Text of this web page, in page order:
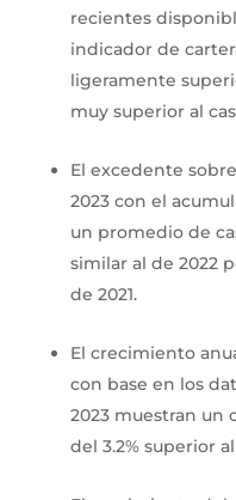
recientes
indicador de
ligeramente
muy superior al
El excedente
2023 con el
un promedio de
similar al de 2022
de 2021.
El crecimiento
con base en los
2023 muestran un
del 3.2% superior